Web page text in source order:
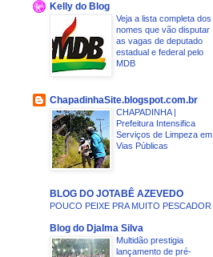
Kelly do Blog
Veja a lista completa dos
nomes que vão disputar
as vagas de deputado
estadual e federal pelo
MDB
ChapadinhaSite.blogspot.com.br
CHAPADINHA |
Prefeitura Intensifica
Serviços de Limpeza em
Vias Públicas
BLOG DO JOTABÊ AZEVEDO
POUCO PEIXE PRA MUITO PESCADOR
Blog do Djalma Silva
Multidão prestigia
lançamento de pré-